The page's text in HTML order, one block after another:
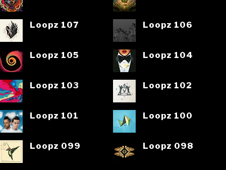
Loopz 107 Loopz 106
Loopz 105 Loopz 104
Loopz 103 Loopz 102
Loopz 101 Loopz 100
Loopz 099 Loopz 098